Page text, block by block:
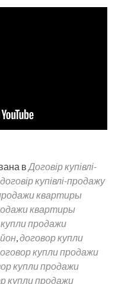
в Договір купівлі-
договір купівлі-продажу
квартиры
квартиры
продажи
,договор купли
купли продажи
купли продажи
купли продажи